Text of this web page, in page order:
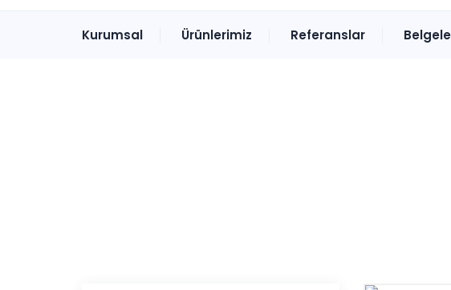
Kurumsal Ürünlerimiz Referanslar